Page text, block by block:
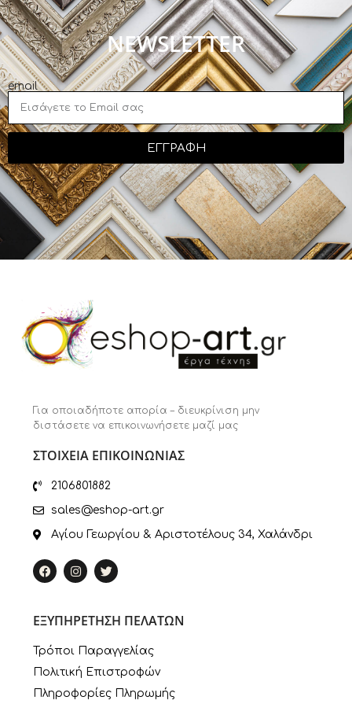
NEWSLETTER
email
ΕΓΓΡΑΦΗ
Για οποιαδήποτε απορία – διευκρίνιση μην
διστάσετε να επικοινωνήσετε μαζί μας
ΣΤΟΙΧΕΙΑ ΕΠΙΚΟΙΝΩΝΙΑΣ
2106801882
sales@eshop-art.gr
Αγίου Γεωργίου & Αριστοτέλους 34, Χαλάνδρι
ΕΞΥΠΗΡΕΤΗΣΗ ΠΕΛΑΤΩΝ
Τρόποι Παραγγελίας
Πολιτική Επιστροφών
Πληροφορίες Πληρωμής